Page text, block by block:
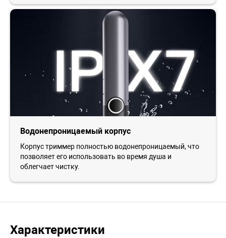
Водонепроницаемый корпус
Корпус триммер полностью водонепроницаемый, что
позволяет его использовать во время душа и
облегчает чистку.
Характеристики